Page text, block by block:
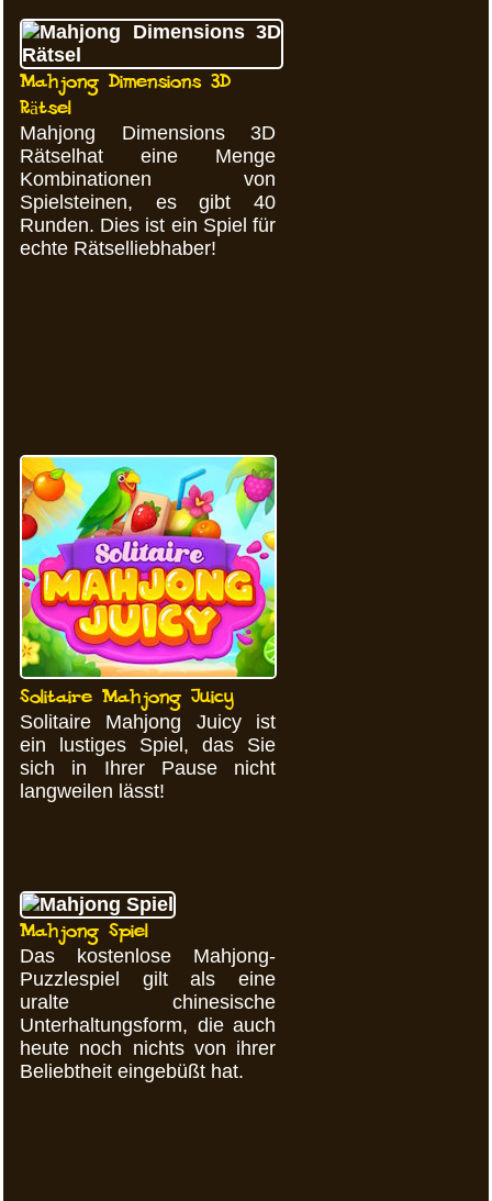
Mahjong Dimensions 3D
Rätsel
Mahjong Dimensions 3D
Rätselhat eine Menge
Kombinationen von
Spielsteinen, es gibt 40
Runden. Dies ist ein Spiel für
echte Rätselliebhaber!
Solitaire Mahjong Juicy
Solitaire Mahjong Juicy ist
ein lustiges Spiel, das Sie
sich in Ihrer Pause nicht
langweilen lässt!
Mahjong Spiel
Das kostenlose Mahjong-
Puzzlespiel gilt als eine
uralte chinesische
Unterhaltungsform, die auch
heute noch nichts von ihrer
Beliebtheit eingebüßt hat.